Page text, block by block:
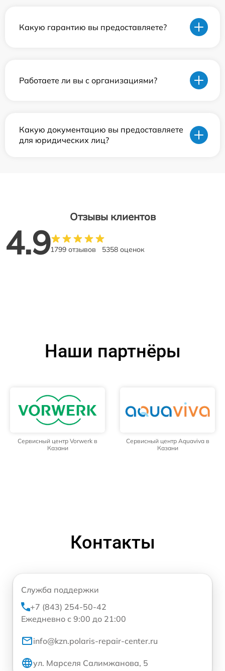
Какую гарантию вы предоставляете?
Работаете ли вы с организациями?
Какую документацию вы предоставляете
для юридических лиц?
Отзывы клиентов
4.91799 отзывов 5358 оценок
Наши партнёры
Сервисный центр Vorwerk в
Казани
Сервисный центр Aquaviva в
Казани
Контакты
Служба поддержки
+7 (843) 254-50-42
Ежедневно с 9:00 до 21:00
info@kzn.polaris-repair-center.ru
ул. Марселя Салимжанова, 5